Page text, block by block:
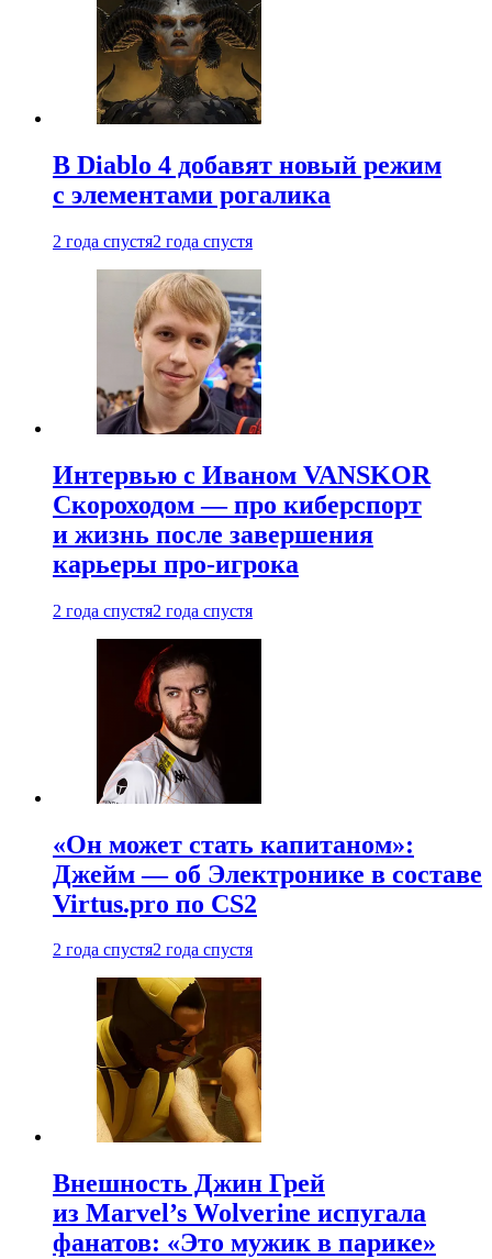
В Diablo 4 добавят новый режим
с элементами рогалика
2 года спустя2 года спустя
Интервью с Иваном VANSKOR
Скороходом — про киберспорт
и жизнь после завершения
карьеры про-игрока
2 года спустя2 года спустя
«Он может стать капитаном»:
Джейм — об Электронике в составе
Virtus.pro по CS2
2 года спустя2 года спустя
Внешность Джин Грей
из Marvel’s Wolverine испугала
фанатов: «Это мужик в парике»